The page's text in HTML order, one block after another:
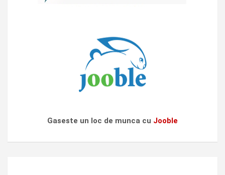
Gaseste un loc de munca cu Jooble